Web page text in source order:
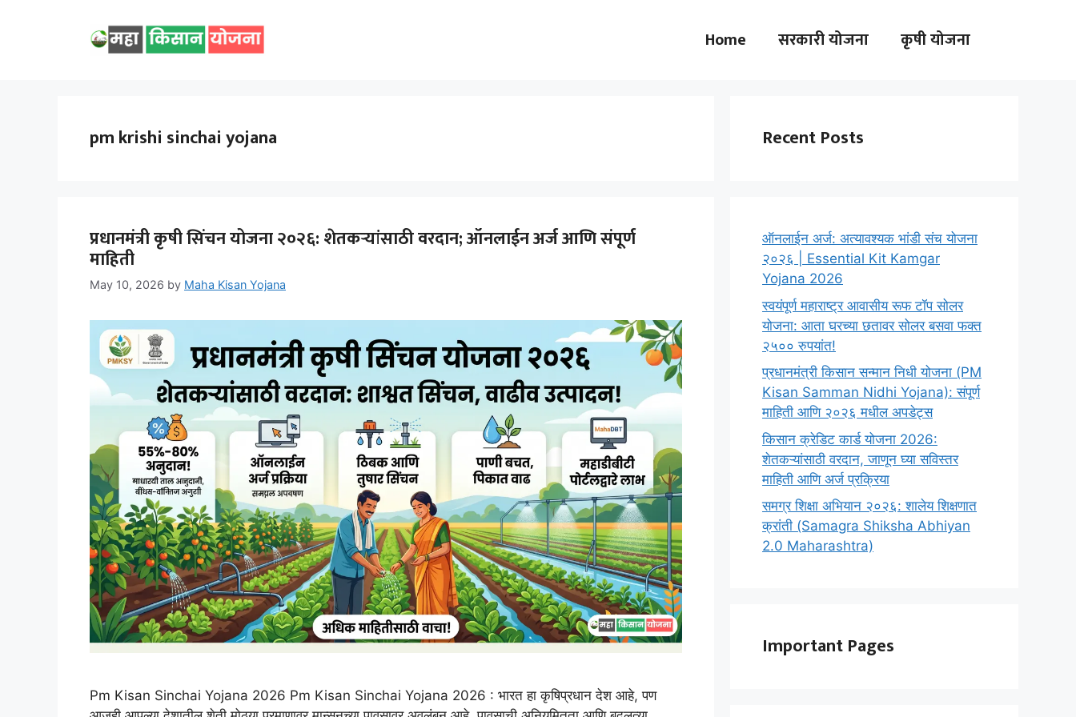
Home सरकारी योजना कृषी योजना
pm krishi sinchai yojana
प्रधानमंत्री कृषी सिंचन योजना २०२६: शेतकऱ्यांसाठी वरदान; ऑनलाईन अर्ज आणि संपूर्ण
माहिती
May 10, 2026 by Maha Kisan Yojana
Pm Kisan Sinchai Yojana 2026 Pm Kisan Sinchai Yojana 2026 : भारत हा कृषिप्रधान देश आहे, पण
Recent Posts
ऑनलाईन अर्ज: अत्यावश्यक भांडी संच योजना
२०२६ | Essential Kit Kamgar
Yojana 2026
स्वयंपूर्ण महाराष्ट्र आवासीय रूफ टॉप सोलर
योजना: आता घरच्या छतावर सोलर बसवा फक्त
२५०० रुपयांत!
प्रधानमंत्री किसान सन्मान निधी योजना (PM
Kisan Samman Nidhi Yojana): संपूर्ण
माहिती आणि २०२६ मधील अपडेट्स
किसान क्रेडिट कार्ड योजना 2026:
शेतकऱ्यांसाठी वरदान, जाणून घ्या सविस्तर
माहिती आणि अर्ज प्रक्रिया
समग्र शिक्षा अभियान २०२६: शालेय शिक्षणात
क्रांती (Samagra Shiksha Abhiyan
2.0 Maharashtra)
Important Pages